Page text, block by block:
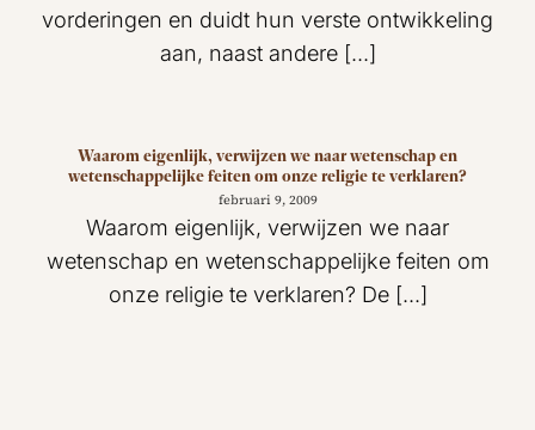
vorderingen en duidt hun verste ontwikkeling
aan, naast andere [...]
Waarom eigenlijk, verwijzen we naar wetenschap en
wetenschappelijke feiten om onze religie te verklaren?
februari 9, 2009
Waarom eigenlijk, verwijzen we naar
wetenschap en wetenschappelijke feiten om
onze religie te verklaren? De [...]